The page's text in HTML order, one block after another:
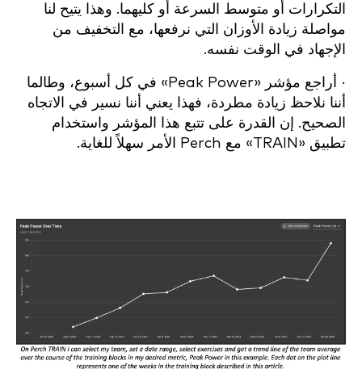
التكرارات أو متوسط السرعة أو كليهما. وهذا يتيح لنا
مواصلة زيادة الأوزان التي نرفعها، مع التخفيف من
الإجهاد في الوقت نفسه.
· أراجع مؤشر «Peak Power» في كل أسبوع، وطالما
أننا نلاحظ زيادة مطردة، فهذا يعني أننا نسير في الاتجاه
الصحيح. إن القدرة على تتبع هذا المؤشر واستخدام
تطبيق «TRAIN» مع Perch الأمر سهلاً للغاية.